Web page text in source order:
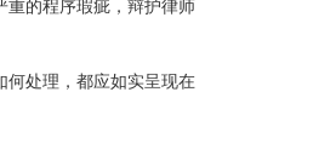
重的程序瑕疵，辩护律师
处理，都应如实呈现在